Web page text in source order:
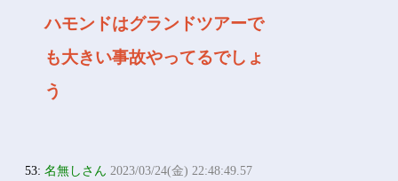
ハモンドはグランドツアーで
も大きい事故やってるでしょ
う
53:名無しさん 2023/03/24(金) 22:48:49.57